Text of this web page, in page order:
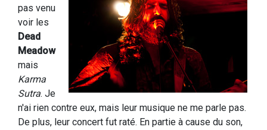
pas venu
voir les
Dead
Meadow
mais
Karma
Sutra. Je
n'ai rien contre eux, mais leur musique ne me parle pas.
De plus, leur concert fut raté. En partie à cause du son,